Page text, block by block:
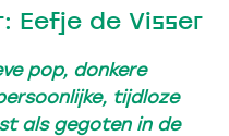
Eefje de Visser
pop, donkere
tijdloze
als gegoten in de